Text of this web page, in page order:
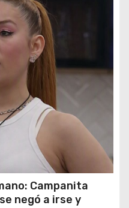
Campanita
negó a irse y